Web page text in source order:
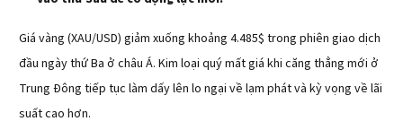
Giá vàng (XAU/USD) giảm xuống khoảng 4.485$ trong phiên giao dịch
đầu ngày thứ Ba ở châu Á. Kim loại quý mất giá khi căng thẳng mới ở
Trung Đông tiếp tục làm dấy lên lo ngại về lạm phát và kỳ vọng về lãi
suất cao hơn.